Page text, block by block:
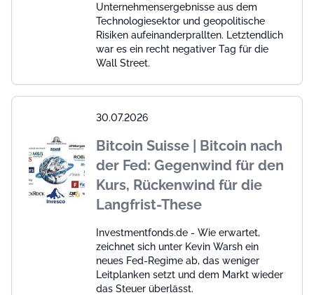
Unternehmensergebnisse aus dem
Technologiesektor und geopolitische
Risiken aufeinanderprallten. Letztendlich
war es ein recht negativer Tag für die
Wall Street.
30.07.2026
Bitcoin Suisse | Bitcoin nach
der Fed: Gegenwind für den
Kurs, Rückenwind für die
Langfrist-These
Investmentfonds.de - Wie erwartet,
zeichnet sich unter Kevin Warsh ein
neues Fed-Regime ab, das weniger
Leitplanken setzt und dem Markt wieder
das Steuer überlässt.